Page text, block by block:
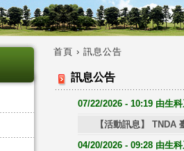
您
首頁 › 訊息公告
訊息公告
07/22/2026 - 10:19 由生
【活動訊息】 TNDA
04/20/2026 - 09:28 由生